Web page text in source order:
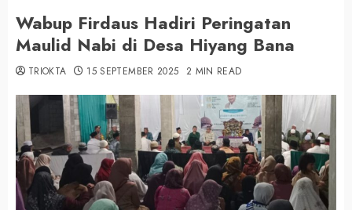
Wabup Firdaus Hadiri Peringatan
Maulid Nabi di Desa Hiyang Bana
TRIOKTA 15 SEPTEMBER 2025 2 MIN READ